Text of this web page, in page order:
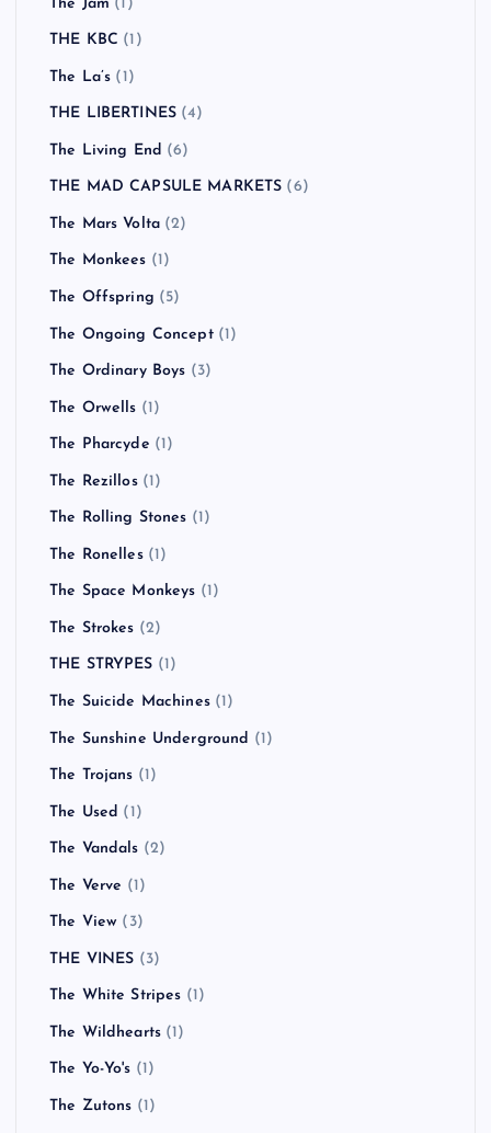
The Jam (1)
THE KBC (1)
The La’s (1)
THE LIBERTINES (4)
The Living End (6)
THE MAD CAPSULE MARKETS (6)
The Mars Volta (2)
The Monkees (1)
The Offspring (5)
The Ongoing Concept(1)
The Ordinary Boys (3)
The Orwells (1)
The Pharcyde (1)
The Rezillos(1)
The Rolling Stones (1)
The Ronelles(1)
The Space Monkeys (1)
The Strokes (2)
THE STRYPES (1)
The Suicide Machines(1)
The Sunshine Underground (1)
The Trojans (1)
The Used (1)
The Vandals (2)
The Verve (1)
The View (3)
THE VINES (3)
The White Stripes (1)
The Wildhearts (1)
The Yo-Yo's (1)
The Zutons (1)